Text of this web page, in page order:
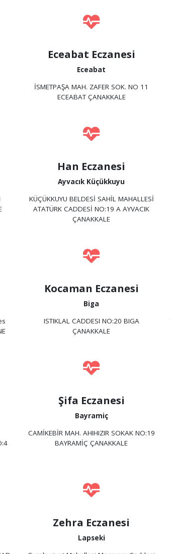
Eceabat Eczanesi
Eceabat
İSMETPAŞA MAH. ZAFER SOK. NO 11
ECEABAT ÇANAKKALE
Han Eczanesi
Ayvacık Küçükkuyu
KÜÇÜKKUYU BELDESİ SAHİL MAHALLESİ
ATATÜRK CADDESİ NO:19 A AYVACIK
ÇANAKKALE
Kocaman Eczanesi
Biga
ISTIKLAL CADDESI NO:20 BIGA
ÇANAKKALE
Şifa Eczanesi
Bayramiç
CAMİKEBİR MAH. AHIHIZIR SOKAK NO:19
BAYRAMİÇ ÇANAKKALE
Zehra Eczanesi
Lapseki